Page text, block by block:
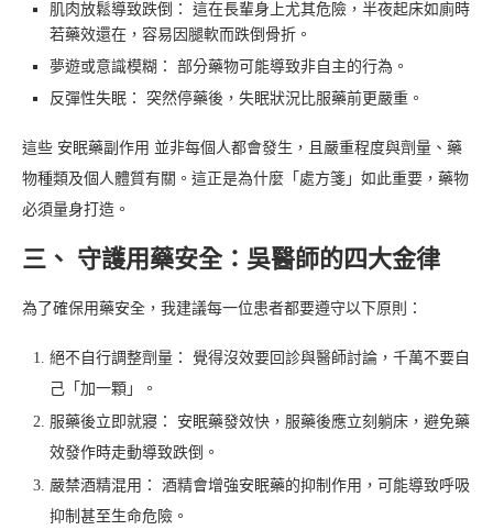
肌肉放鬆導致跌倒： 這在長輩身上尤其危險，半夜起床如廁時
若藥效還在，容易因腿軟而跌倒骨折。
夢遊或意識模糊： 部分藥物可能導致非自主的行為。
反彈性失眠： 突然停藥後，失眠狀況比服藥前更嚴重。
這些 安眠藥副作用 並非每個人都會發生，且嚴重程度與劑量、藥
物種類及個人體質有關。這正是為什麼「處方箋」如此重要，藥物
必須量身打造。
三、 守護用藥安全：吳醫師的四大金律
為了確保用藥安全，我建議每一位患者都要遵守以下原則：
絕不自行調整劑量： 覺得沒效要回診與醫師討論，千萬不要自
己「加一顆」。
服藥後立即就寢： 安眠藥發效快，服藥後應立刻躺床，避免藥
效發作時走動導致跌倒。
嚴禁酒精混用： 酒精會增強安眠藥的抑制作用，可能導致呼吸
抑制甚至生命危險。